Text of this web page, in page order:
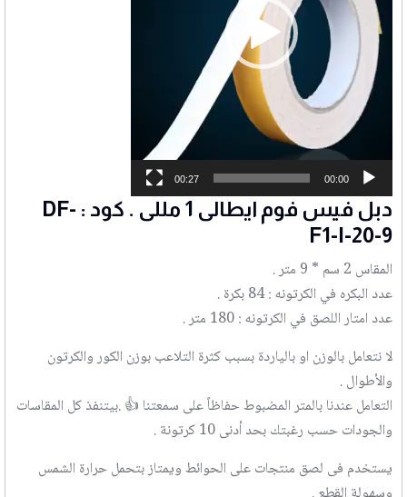
00:00
00:27
دبل فيس فوم ايطالى 1 مللى . كود : DF-
F1-I-20-9
المقاس 2 سم * 9 متر .
عدد البكره في الكرتونه : 84 بكرة .
عدد امتار اللصق في الكرتونه : 180 متر .
لا نتعامل بالوزن او بالياردة بسبب كثرة التلاعب بوزن الكور والكرتون
والأطوال .
التعامل عندنا بالمتر المضبوط حفاظاً على سمعتنا 👍 .بيتنفذ كل المقاسات
والجودات حسب رغبتك بحد أدنى 10 كرتونة .
يستخدم فى لصق منتجات على الحوائط ويمتاز بتحمل حرارة الشمس